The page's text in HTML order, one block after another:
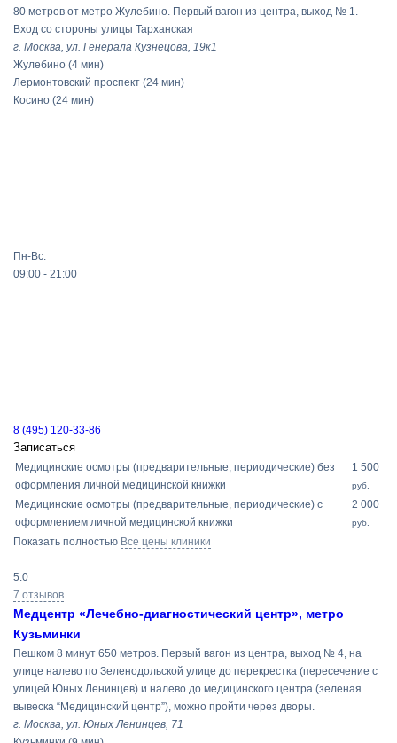
80 метров от метро Жулебино. Первый вагон из центра, выход № 1.
Вход со стороны улицы Тарханская
г. Москва, ул. Генерала Кузнецова, 19к1
Жулебино (4 мин)
Лермонтовский проспект (24 мин)
Косино (24 мин)
Пн-Вс:
09:00 - 21:00
8 (495) 120-33-86
Записаться
Медицинские осмотры (предварительные, периодические) без
оформления личной медицинской книжки
1 500
руб.
Медицинские осмотры (предварительные, периодические) с
оформлением личной медицинской книжки
2 000
руб.
Показать полностью Все цены клиники
5.0
7 отзывов
Медцентр «Лечебно-диагностический центр», метро
Кузьминки
Пешком 8 минут 650 метров. Первый вагон из центра, выход № 4, на
улице налево по Зеленодольской улице до перекрестка (пересечение с
улицей Юных Ленинцев) и налево до медицинского центра (зеленая
вывеска “Медицинский центр”), можно пройти через дворы.
г. Москва, ул. Юных Ленинцев, 71